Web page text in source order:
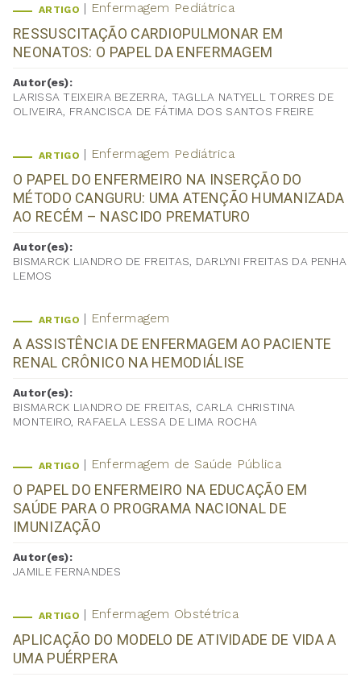
ARTIGO Enfermagem Pediátrica
RESSUSCITAÇÃO CARDIOPULMONAR EM
NEONATOS: O PAPEL DA ENFERMAGEM
Autor(es):
LARISSA TEIXEIRA BEZERRA, TAGLLA NATYELL TORRES DE
OLIVEIRA, FRANCISCA DE FÁTIMA DOS SANTOS FREIRE
ARTIGO Enfermagem Pediátrica
O PAPEL DO ENFERMEIRO NA INSERÇÃO DO
MÉTODO CANGURU: UMA ATENÇÃO HUMANIZADA
AO RECÉM – NASCIDO PREMATURO
Autor(es):
BISMARCK LIANDRO DE FREITAS, DARLYNI FREITAS DA PENHA
LEMOS
ARTIGO Enfermagem
A ASSISTÊNCIA DE ENFERMAGEM AO PACIENTE
RENAL CRÔNICO NA HEMODIÁLISE
Autor(es):
BISMARCK LIANDRO DE FREITAS, CARLA CHRISTINA
MONTEIRO, RAFAELA LESSA DE LIMA ROCHA
ARTIGO Enfermagem de Saúde Pública
O PAPEL DO ENFERMEIRO NA EDUCAÇÃO EM
SAÚDE PARA O PROGRAMA NACIONAL DE
IMUNIZAÇÃO
Autor(es):
JAMILE FERNANDES
ARTIGO Enfermagem Obstétrica
APLICAÇÃO DO MODELO DE ATIVIDADE DE VIDA A
UMA PUÉRPERA